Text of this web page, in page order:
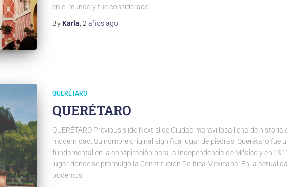
en el mundo y fue considerado
By Karla ,2 añosago
QUERÉTARO
QUERÉTARO
QUERÉTARO Previous slide Next slide Ciudad maravillosa llena de historia
modernidad. Su nombre original significa lugar de piedras. Querétaro fue
fundamental en la conspiración para la Independencia de México y en
lugar donde se promulgo la Constitución Política Mexicana. En la
podemos